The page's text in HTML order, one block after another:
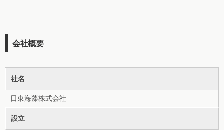
会社概要
社名
日東海藻株式会社
設立